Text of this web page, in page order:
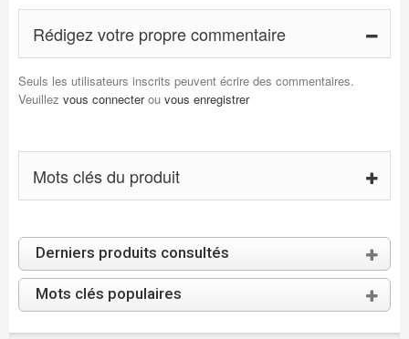
Rédigez votre propre commentaire
Seuls les utilisateurs inscrits peuvent écrire des commentaires.
Veuillez vous connecterou vous enregistrer
Mots clés du produit
Derniers produits consultés
Mots clés populaires